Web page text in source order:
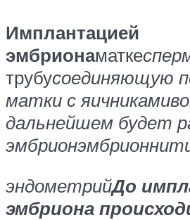
Имплантацией
эмбрионаматке
трубусоединяющую
матки с яичниками
дальнейшем будет
эмбрионэмбрион
эндометрийДо
эмбриона